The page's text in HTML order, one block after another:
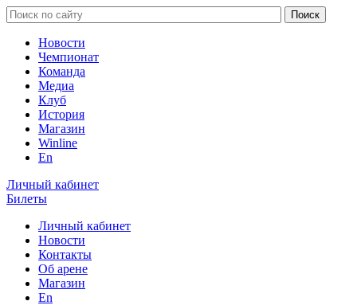
Новости
Чемпионат
Команда
Медиа
Клуб
История
Магазин
Winline
En
Личный кабинет
Билеты
Личный кабинет
Новости
Контакты
Об арене
Магазин
En